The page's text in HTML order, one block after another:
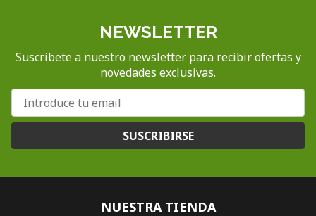
NEWSLETTER
Suscríbete a nuestro newsletter para recibir ofertas y
novedades exclusivas.
SUSCRIBIRSE
NUESTRA TIENDA